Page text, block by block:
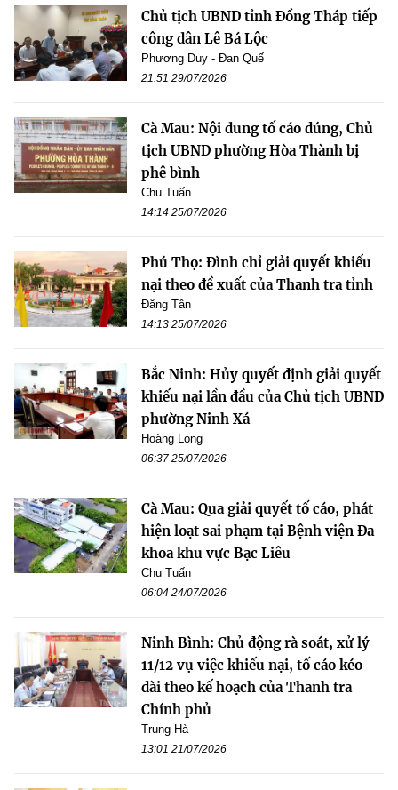
Chủ tịch UBND tỉnh Đồng Tháp tiếp
công dân Lê Bá Lộc
Phương Duy - Đan Quế
21:51 29/07/2026
Cà Mau: Nội dung tố cáo đúng, Chủ
tịch UBND phường Hòa Thành bị
phê bình
Chu Tuấn
14:14 25/07/2026
Phú Thọ: Đình chỉ giải quyết khiếu
nại theo đề xuất của Thanh tra tỉnh
Đăng Tân
14:13 25/07/2026
Bắc Ninh: Hủy quyết định giải quyết
khiếu nại lần đầu của Chủ tịch UBND
phường Ninh Xá
Hoàng Long
06:37 25/07/2026
Cà Mau: Qua giải quyết tố cáo, phát
hiện loạt sai phạm tại Bệnh viện Đa
khoa khu vực Bạc Liêu
Chu Tuấn
06:04 24/07/2026
Ninh Bình: Chủ động rà soát, xử lý
11/12 vụ việc khiếu nại, tố cáo kéo
dài theo kế hoạch của Thanh tra
Chính phủ
Trung Hà
13:01 21/07/2026